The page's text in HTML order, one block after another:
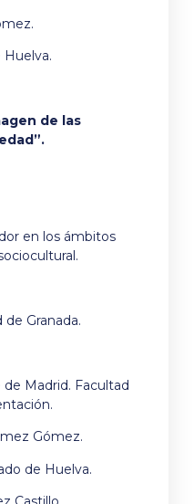
Huelva.
de las
en los ámbitos
de Granada.
Madrid. Facultad
Gómez.
de Huelva.